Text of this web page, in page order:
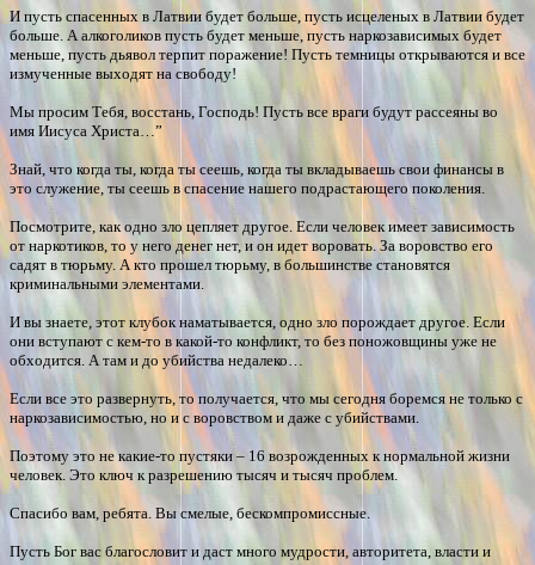
И пусть спасенных в Латвии будет больше, пусть исцеленых в Латвии будет
больше. А алкоголиков пусть будет меньше, пусть наркозависимых будет
меньше, пусть дьявол терпит поражение! Пусть темницы открываются и все
измученные выходят на свободу!
Мы просим Тебя, восстань, Господь! Пусть все враги будут рассеяны во
имя Иисуса Христа…”
Знай, что когда ты, когда ты сеешь, когда ты вкладываешь свои финансы в
это служение, ты сеешь в спасение нашего подрастающего поколения.
Посмотрите, как одно зло цепляет другое. Если человек имеет зависимость
от наркотиков, то у него денег нет, и он идет воровать. За воровство его
садят в тюрьму. А кто прошел тюрьму, в большинстве становятся
криминальными элементами.
И вы знаете, этот клубок наматывается, одно зло порождает другое. Если
они вступают с кем-то в какой-то конфликт, то без поножовщины уже не
обходится. А там и до убийства недалеко…
Если все это развернуть, то получается, что мы сегодня боремся не только с
наркозависимостью, но и с воровством и даже с убийствами.
Поэтому это не какие-то пустяки – 16 возрожденных к нормальной жизни
человек. Это ключ к разрешению тысяч и тысяч проблем.
Спасибо вам, ребята. Вы смелые, бескомпромиссные.
Пусть Бог вас благословит и даст много мудрости, авторитета, власти и